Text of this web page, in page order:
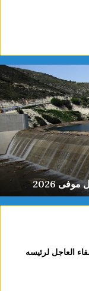
2026
العاجل لرئيسه